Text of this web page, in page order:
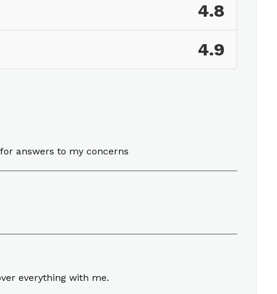
4.8
4.9
answers to my concerns
everything with me.